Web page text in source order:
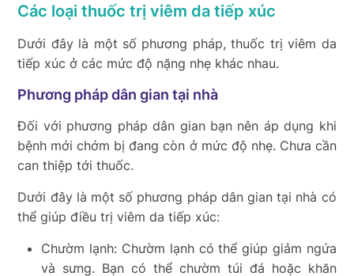
Các loại thuốc trị viêm da tiếp xúc
Dưới đây là một số phương pháp, thuốc trị viêm da
tiếp xúc ở các mức độ nặng nhẹ khác nhau.
Phương pháp dân gian tại nhà
Đối với phương pháp dân gian bạn nên áp dụng khi
bệnh mới chớm bị đang còn ở mức độ nhẹ. Chưa cần
can thiệp tới thuốc.
Dưới đây là một số phương pháp dân gian tại nhà có
thể giúp điều trị viêm da tiếp xúc:
Chườm lạnh: Chườm lạnh có thể giúp giảm ngứa
và sưng. Bạn có thể chườm túi đá hoặc khăn